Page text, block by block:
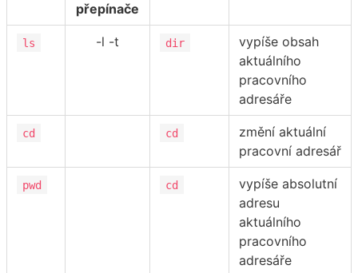
přepínače
ls -l -t dir
vypíše obsah
aktuálního
pracovního
adresáře
cd cd
změní aktuální
pracovní adresář
pwd cd
vypíše absolutní
adresu
aktuálního
pracovního
adresáře